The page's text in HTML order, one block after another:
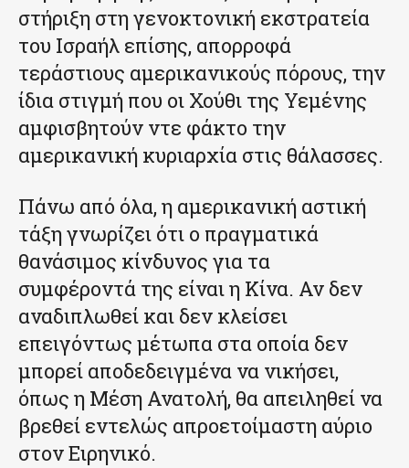
στήριξη στη γενοκτονική εκστρατεία
του Ισραήλ επίσης, απορροφά
τεράστιους αμερικανικούς πόρους, την
ίδια στιγμή που οι Χούθι της Υεμένης
αμφισβητούν ντε φάκτο την
αμερικανική κυριαρχία στις θάλασσες.
Πάνω από όλα, η αμερικανική αστική
τάξη γνωρίζει ότι ο πραγματικά
θανάσιμος κίνδυνος για τα
συμφέροντά της είναι η Κίνα. Αν δεν
αναδιπλωθεί και δεν κλείσει
επειγόντως μέτωπα στα οποία δεν
μπορεί αποδεδειγμένα να νικήσει,
όπως η Μέση Ανατολή, θα απειληθεί να
βρεθεί εντελώς απροετοίμαστη αύριο
στον Ειρηνικό.